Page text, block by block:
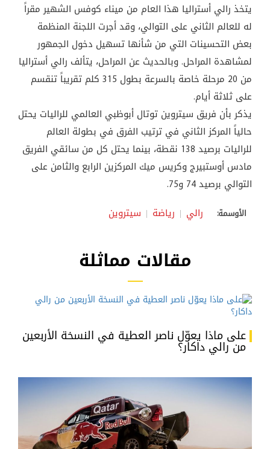
يتخذ رالي أستراليا هذا العام من ميناء كوفس الشهير مقراً
له للعالم الثاني على التوالي، وقد أجرت اللجنة المنظمة
بعض التحسينات التي من شأنها تسهيل دخول الجمهور
لمشاهدة المراحل. وبالحديث عن المراحل، يتألف رالي أستراليا
من 20 مرحلة خاصة بالسرعة بطول 315 كلم تقريباً تنقسم
على ثلاثة أيام.
يذكر بأن فريق سيتروين توتال أبوظبي العالمي للراليات يحتل
حالياً المركز الثاني في ترتيب الفرق في بطولة العالم
للراليات برصيد 138 نقطة، بينما يحتل كل من سائقي الفريق
مادس أوستبيرج وكريس ميك المركزين الرابع والثامن على
التوالي برصيد 74 و75.
الأوسمة: رالي رياضة سيتروين
مقالات مماثلة
على ماذا يعوّل ناصر العطية في النسخة الأربعين
من رالي داكار؟